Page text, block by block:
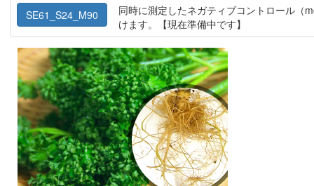
SE61_S24_M90
同時に測定したネガティブコントロール（
けます。【現在準備中です】